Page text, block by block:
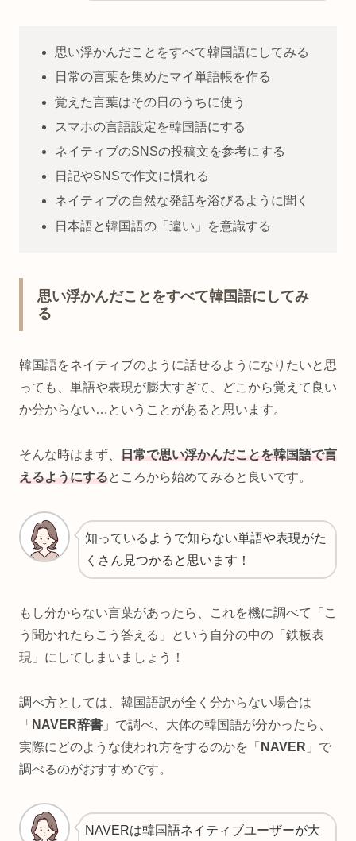
思い浮かんだことをすべて韓国語にしてみる
日常の言葉を集めたマイ単語帳を作る
覚えた言葉はその日のうちに使う
スマホの言語設定を韓国語にする
ネイティブのSNSの投稿文を参考にする
日記やSNSで作文に慣れる
ネイティブの自然な発話を浴びるように聞く
日本語と韓国語の「違い」を意識する
思い浮かんだことをすべて韓国語にしてみ
る
韓国語をネイティブのように話せるようになりたいと思
っても、単語や表現が膨大すぎて、どこから覚えて良い
か分からない…ということがあると思います。
そんな時はまず、 日常で思い浮かんだことを韓国語で言
えるようにするところから始めてみると良いです。
知っているようで知らない単語や表現がた
くさん見つかると思います！
もし分からない言葉があったら、これを機に調べて「こ
う聞かれたらこう答える」という自分の中の「鉄板表
現」にしてしまいましょう！
調べ方としては、韓国語訳が全く分からない場合は
「 NAVER辞書 」で調べ、大体の韓国語が分かったら、
実際にどのような使われ方をするのかを「 NAVER 」で
調べるのがおすすめです。
NAVERは韓国語ネイティブユーザーが大